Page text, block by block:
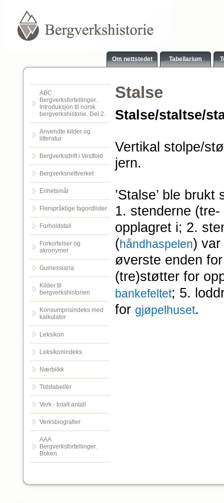
Om nettstedet Tabellarium
ABC.
Bergverksfortellinger.
Introduksjon til norsk
bergverkshistorie. Del 2.
Anvendte kilder og
litteratur
Bergverksdrift i Vestfold
Bergverksnettverket
Enhetsmål
Flerspråklige fagordlister
Forholdstall
Forkortelser og
akronymer
Guinessiana
Kilder til
bergverkshistorien
Konsumprisindeks med
kalkulator
Leksikon
Leksikonindeks
Nærblikk
Tidstabeller
Verk - totalt antall
Verksbiografier
AAA
Bergverksfortellinger.
Boken
Stalse
Stalse/staltse/
Vertikal stolpe/
jern.
’Stalse’ ble
1. stenderne
opplagret i; 2.
(håndhaspelen) var
øverste enden
(tre)støtter for
bankefeltet; 5.
for gjøpelhuset.